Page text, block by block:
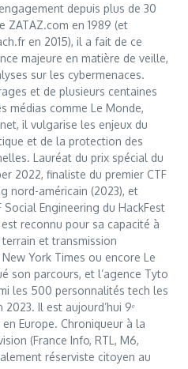
depuis plus de 30
ZATAZ.com en 1989 (et
en 2015), il a fait de ce
majeure en matière de veille,
sur les cybermenaces.
et de plusieurs centaines
médias comme Le Monde,
il vulgarise les enjeux du
et de la protection des
Lauréat du prix spécial du
2022, finaliste du premier CTF
nord-américain (2023), et
Social Engineering du HackFest
reconnu pour sa capacité à
et transmission
York Times ou encore Le
son parcours, et l’agence Tyto
les 500 personnalités tech les
Il est aujourd’hui 9ᵉ
Europe. Chroniqueur à la
(France Info, RTL, M6,
réserviste citoyen au